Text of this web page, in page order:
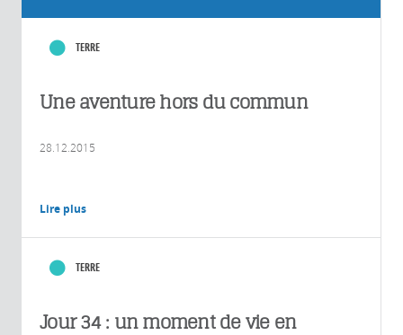
TERRE
Une aventure hors du commun
28.12.2015
Lire plus
TERRE
Jour 34 : un moment de vie en